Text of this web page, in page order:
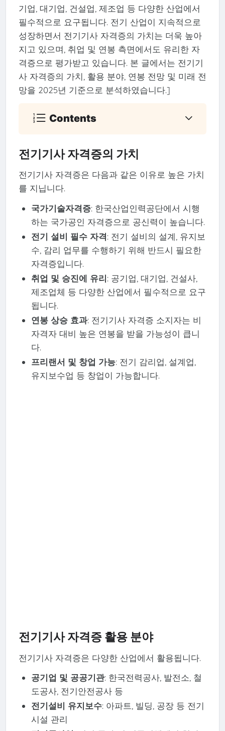
기업, 대기업, 건설업, 제조업 등 다양한 산업에서
필수적으로 요구됩니다. 전기 산업이 지속적으로
성장하면서 전기기사 자격증의 가치는 더욱 높아
지고 있으며, 취업 및 연봉 측면에서도 유리한 자
격증으로 평가받고 있습니다. 본 글에서는 전기기
사 자격증의 가치, 활용 분야, 연봉 전망 및 미래 전
망을 2025년 기준으로 분석하였습니다.]
Contents
전기기사 자격증의 가치
전기기사 자격증은 다음과 같은 이유로 높은 가치
를 지닙니다.
국가기술자격증: 한국산업인력공단에서 시행
하는 국가공인 자격증으로 공신력이 높습니다.
전기 설비 필수 자격: 전기 설비의 설계, 유지보
수, 감리 업무를 수행하기 위해 반드시 필요한
자격증입니다.
취업 및 승진에 유리: 공기업, 대기업, 건설사,
제조업체 등 다양한 산업에서 필수적으로 요구
됩니다.
연봉 상승 효과: 전기기사 자격증 소지자는 비
자격자 대비 높은 연봉을 받을 가능성이 큽니
다.
프리랜서 및 창업 가능: 전기 감리업, 설계업,
유지보수업 등 창업이 가능합니다.
전기기사 자격증 활용 분야
전기기사 자격증은 다양한 산업에서 활용됩니다.
공기업 및 공공기관: 한국전력공사, 발전소, 철
도공사, 전기안전공사 등
전기설비 유지보수: 아파트, 빌딩, 공장 등 전기
시설 관리